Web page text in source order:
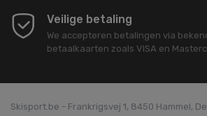
Veilige betaling
We accepteren betalingen via
betaalkaarten zoals VISA en
Skisport.be - Frankrigsvej 1, 8450 Hammel,